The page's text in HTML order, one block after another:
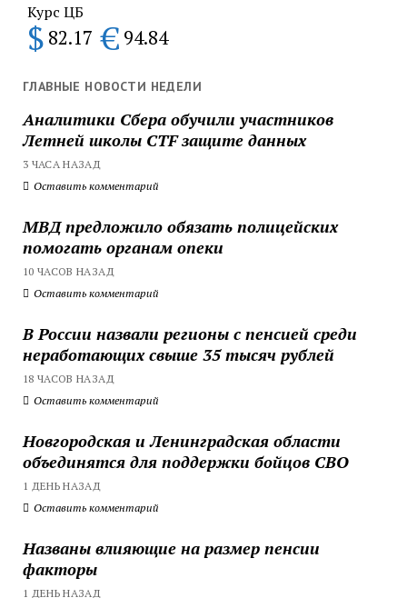
Курс ЦБ
$ 82.17 € 94.84
ГЛАВНЫЕ НОВОСТИ НЕДЕЛИ
Аналитики Сбера обучили участников
Летней школы CTF защите данных
3 ЧАСА НАЗАД
Оставить комментарий
МВД предложило обязать полицейских
помогать органам опеки
10 ЧАСОВ НАЗАД
Оставить комментарий
В России назвали регионы с пенсией среди
неработающих свыше 35 тысяч рублей
18 ЧАСОВ НАЗАД
Оставить комментарий
Новгородская и Ленинградская области
объединятся для поддержки бойцов СВО
1 ДЕНЬ НАЗАД
Оставить комментарий
Названы влияющие на размер пенсии
факторы
1 ДЕНЬ НАЗАД